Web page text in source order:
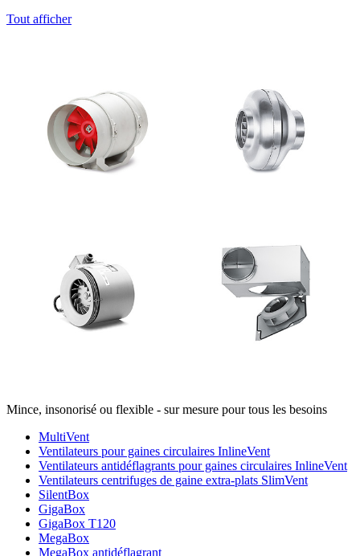
Tout afficher
Mince, insonorisé ou flexible - sur mesure pour tous les besoins
MultiVent
Ventilateurs pour gaines circulaires InlineVent
Ventilateurs antidéflagrants pour gaines circulaires InlineVent
Ventilateurs centrifuges de gaine extra-plats SlimVent
SilentBox
GigaBox
GigaBox T120
MegaBox
MegaBox antidéflagrant